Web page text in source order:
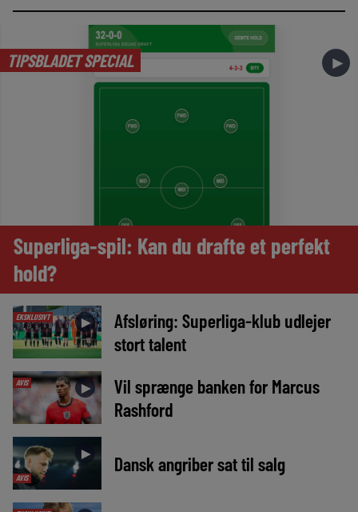
TIPSBLADET SPECIAL ►
Superliga-spil: Kan du drafte et perfekt
hold?
EKSKLUSIVT ►
Afsløring: Superliga-klub udlejer
stort talent
AVIS ►
Vil sprænge banken for Marcus
Rashford
AVIS
► Dansk angriber sat til salg